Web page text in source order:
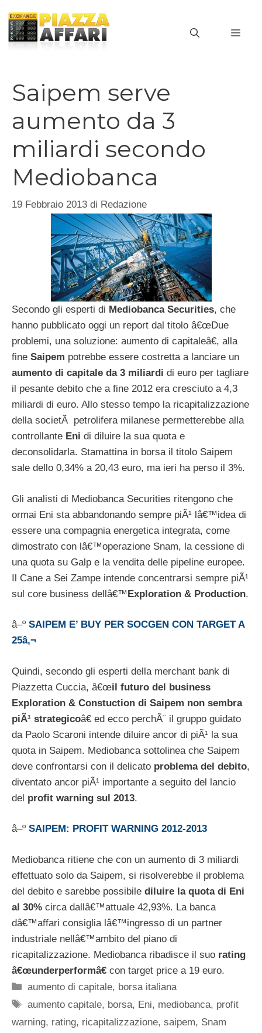
contenuto
Saipem serve
aumento da 3
miliardi secondo
Mediobanca
19 Febbraio 2013 di Redazione
Secondo gli esperti di Mediobanca Securities, che
hanno pubblicato oggi un report dal titolo â€œDue
problemi, una soluzione: aumento di capitaleâ€, alla
fine Saipem potrebbe essere costretta a lanciare un
aumento di capitale da 3 miliardi di euro per tagliare
il pesante debito che a fine 2012 era cresciuto a 4,3
miliardi di euro. Allo stesso tempo la ricapitalizzazione
della societÃ petrolifera milanese permetterebbe alla
controllante Eni di diluire la sua quota e
deconsolidarla. Stamattina in borsa il titolo Saipem
sale dello 0,34% a 20,43 euro, ma ieri ha perso il 3%.
Gli analisti di Mediobanca Securities ritengono che
ormai Eni sta abbandonando sempre piÃ¹ lâ€™idea di
essere una compagnia energetica integrata, come
dimostrato con lâ€™operazione Snam, la cessione di
una quota su Galp e la vendita delle pipeline europee.
Il Cane a Sei Zampe intende concentrarsi sempre piÃ¹
sul core business dellâ€™Exploration & Production.
â–º SAIPEM E’ BUY PER SOCGEN CON TARGET A
25â‚¬
Quindi, secondo gli esperti della merchant bank di
Piazzetta Cuccia, â€œil futuro del business
Exploration & Constuction di Saipem non sembra
piÃ¹ strategicoâ€ ed ecco perchÃ¨ il gruppo guidato
da Paolo Scaroni intende diluire ancor di piÃ¹ la sua
quota in Saipem. Mediobanca sottolinea che Saipem
deve confrontarsi con il delicato problema del debito,
diventato ancor piÃ¹ importante a seguito del lancio
del profit warning sul 2013.
â–º SAIPEM: PROFIT WARNING 2012-2013
Mediobanca ritiene che con un aumento di 3 miliardi
effettuato solo da Saipem, si risolverebbe il problema
del debito e sarebbe possibile diluire la quota di Eni
al 30% circa dallâ€™attuale 42,93%. La banca
dâ€™affari consiglia lâ€™ingresso di un partner
industriale nellâ€™ambito del piano di
ricapitalizzazione. Mediobanca ribadisce il suo rating
â€œunderperformâ€ con target price a 19 euro.
Categorie
aumento di capitale, borsa italiana
Tag
aumento capitale, borsa, Eni, mediobanca, profit
warning, rating, ricapitalizzazione, saipem, Snam